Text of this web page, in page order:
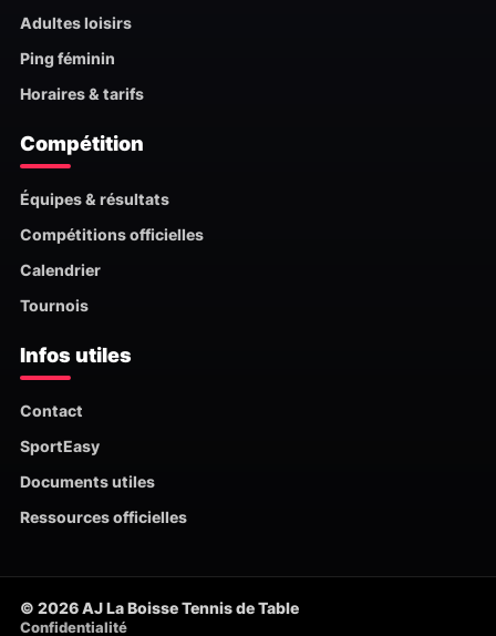
Adultes loisirs
Ping féminin
Horaires & tarifs
Compétition
Équipes & résultats
Compétitions officielles
Calendrier
Tournois
Infos utiles
Contact
SportEasy
Documents utiles
Ressources officielles
© 2026 AJ La Boisse Tennis de Table
Confidentialité